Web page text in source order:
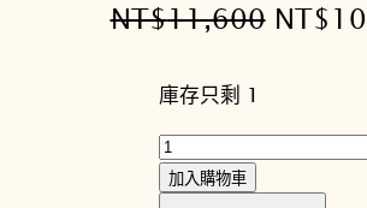
NT$11,600 原
格
：
NT$
庫存只剩 1
T
加入購物車